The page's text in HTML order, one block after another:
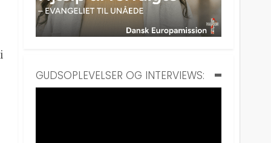
GUDSOPLEVELSER OG INTERVIEWS: